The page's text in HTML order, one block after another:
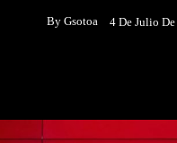
By Gsotoa 4 De Julio